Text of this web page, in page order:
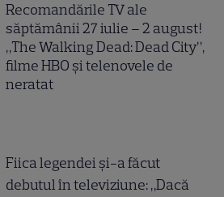
Recomandările TV ale
săptămânii 27 iulie – 2 august!
„The Walking Dead: Dead City”,
filme HBO și telenovele de
neratat
Fiica legendei și-a făcut
debutul în televiziune: „Dacă